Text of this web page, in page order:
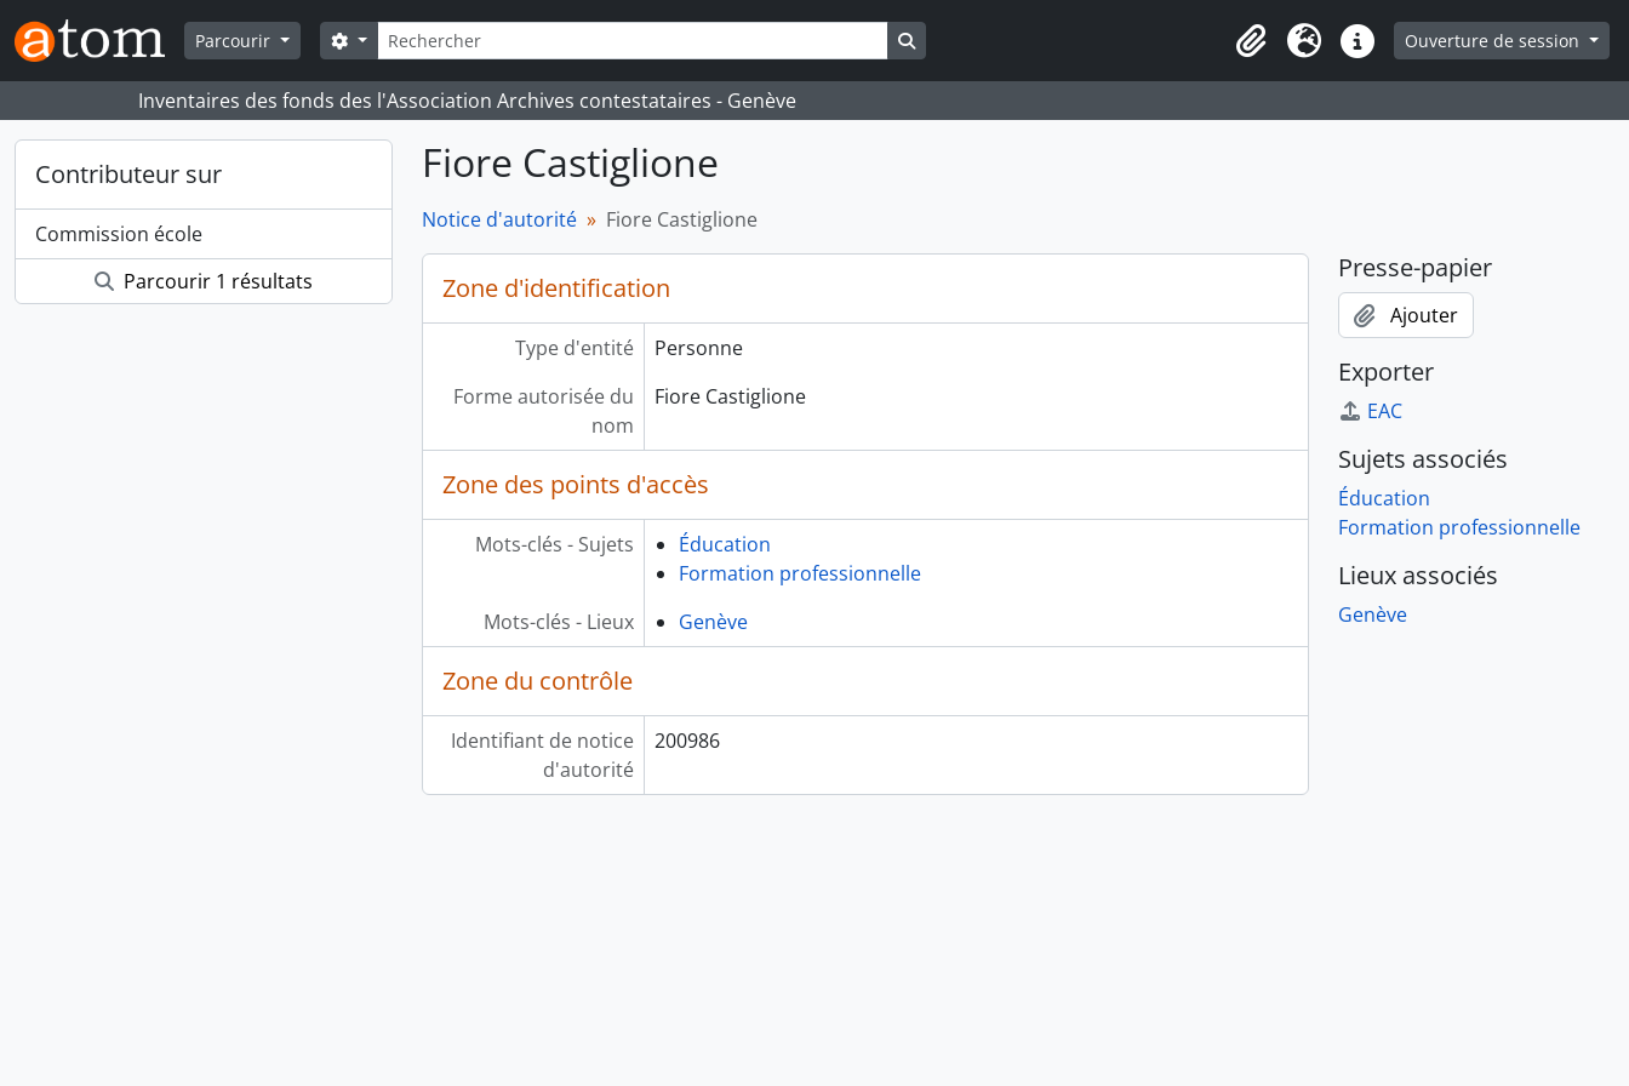
Skip to main content
Parcourir
Rechercher
Search options
Presse-papier
LangueLiens rapidesOuverture de session
Inventaires des fonds des l'Association Archives contestataires - Genève
Contributeur sur
Commission école
Parcourir 1 résultats
Fiore Castiglione
Notice d'autorité Fiore Castiglione
Zone d'identification
Type d'entité
Personne
Forme autorisée du
nom
Fiore Castiglione
Zone des points d'accès
Mots-clés - Sujets
Éducation
Formation professionnelle
Mots-clés - Lieux
Genève
Zone du contrôle
Identifiant de notice
d'autorité
200986
Presse-papier
Ajouter
Exporter
EAC
Sujets associés
Éducation
Formation professionnelle
Lieux associés
Genève